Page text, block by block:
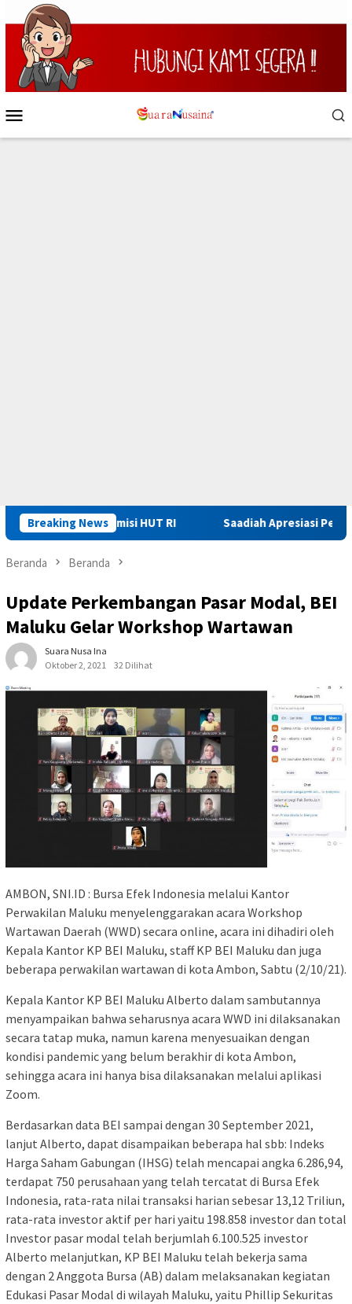
Loncat
ke
konten
Mobile
Breaking News
Remisi HUT RI Saadiah Apresiasi Pembinaan dan
Beranda Beranda
Update Perkembangan Pasar Modal, BEI
Maluku Gelar Workshop Wartawan
Suara Nusa Ina
Oktober 2, 2021
32 Dilihat
AMBON, SNI.ID : Bursa Efek Indonesia melalui Kantor
Perwakilan Maluku menyelenggarakan acara Workshop
Wartawan Daerah (WWD) secara online, acara ini dihadiri oleh
Kepala Kantor KP BEI Maluku, staff KP BEI Maluku dan juga
beberapa perwakilan wartawan di kota Ambon, Sabtu (2/10/21).
Kepala Kantor KP BEI Maluku Alberto dalam sambutannya
menyampaikan bahwa seharusnya acara WWD ini dilaksanakan
secara tatap muka, namun karena menyesuaikan dengan
kondisi pandemic yang belum berakhir di kota Ambon,
sehingga acara ini hanya bisa dilaksanakan melalui aplikasi
Zoom.
Berdasarkan data BEI sampai dengan 30 September 2021,
lanjut Alberto, dapat disampaikan beberapa hal sbb: Indeks
Harga Saham Gabungan (IHSG) telah mencapai angka 6.286,94,
terdapat 750 perusahaan yang telah tercatat di Bursa Efek
Indonesia, rata-rata nilai transaksi harian sebesar 13,12 Triliun,
rata-rata investor aktif per hari yaitu 198.858 investor dan total
Investor pasar modal telah berjumlah 6.100.525 investor
Alberto melanjutkan, KP BEI Maluku telah bekerja sama
dengan 2 Anggota Bursa (AB) dalam melaksanakan kegiatan
Edukasi Pasar Modal di wilayah Maluku, yaitu Phillip Sekuritas